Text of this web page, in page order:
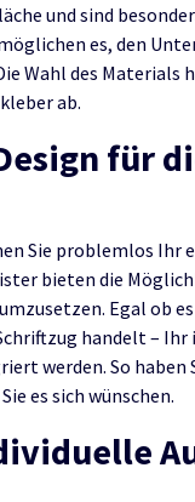
und sind
es, den
Wahl des Materials
ab.
für
Sie problemlos Ihr
bieten die
Egal ob
handelt – Ihr
werden. So haben
es sich wünschen.